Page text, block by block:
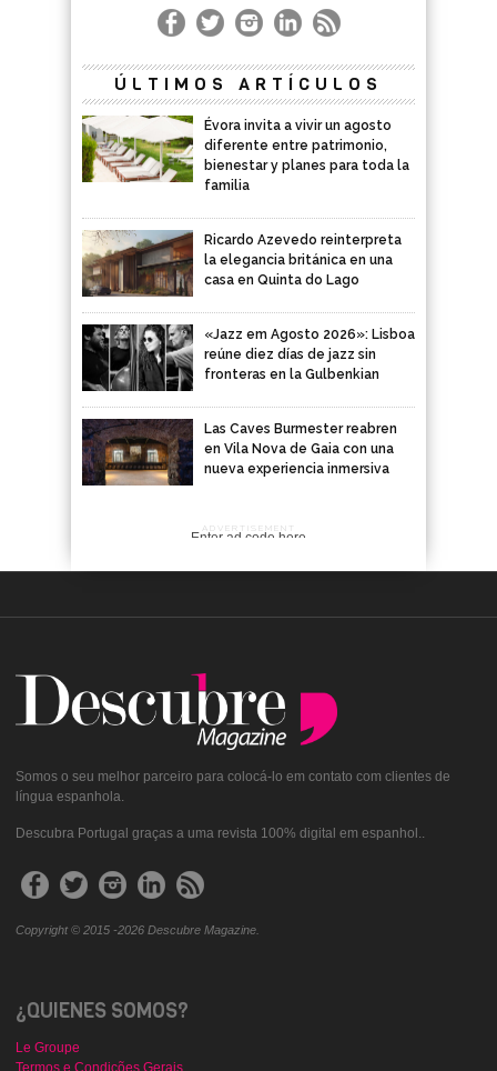
ÚLTIMOS ARTÍCULOS
Évora invita a vivir un agosto
diferente entre patrimonio,
bienestar y planes para toda la
familia
Ricardo Azevedo reinterpreta
la elegancia británica en una
casa en Quinta do Lago
«Jazz em Agosto 2026»: Lisboa
reúne diez días de jazz sin
fronteras en la Gulbenkian
Las Caves Burmester reabren
en Vila Nova de Gaia con una
nueva experiencia inmersiva
ADVERTISEMENT
Enter ad code here
Somos o seu melhor parceiro para colocá-lo em contato com clientes de
língua espanhola.
Descubra Portugal graças a uma revista 100% digital em espanhol..
Copyright © 2015 -2026 Descubre Magazine.
¿QUIENES SOMOS?
Le Groupe
Termos e Condições Gerais